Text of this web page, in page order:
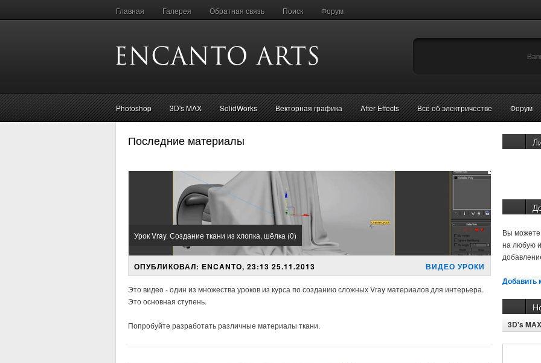
Главная Галерея Обратная связь Поиск Форум
Photoshop 3D's MAX SolidWorks Векторная графика After Effects Всё об электричестве Форум
Последние материалы
Урок Vray. Создание ткани из хлопка, шёлка (0)
ОПУБЛИКОВАЛ: ENCANTO, 23:13 25.11.2013 ВИДЕО УРОКИ
Это видео - один из множества уроков из курса по созданию сложных Vray материалов для интерьера.
Это основная ступень.
Попробуйте разработать различные материалы ткани.
Вы можете
на любую
Добавить
3D's MAX